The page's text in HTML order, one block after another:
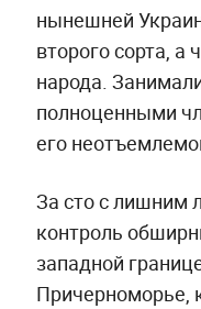
нынешней
второго сорта, а
народа.
полноценными
его
За сто с лишним
контроль
западной
Причерноморье,